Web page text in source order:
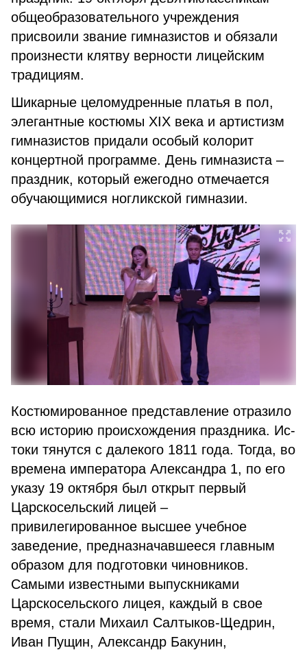
общеобразовательного учреждения
присвоили звание гимназистов и обязали
произнести клятву верности лицейским
традициям.
Шикарные целомудренные платья в пол,
элегантные костюмы ХIХ века и артистизм
гимназистов придали особый колорит
концертной программе. День гимназиста –
праздник, который ежегодно отмечается
обучающимися ногликской гимназии.
Костюмированное представление отразило
всю историю происхождения праздника. Ис-
токи тянутся с далекого 1811 года. Тогда, во
времена императора Александра 1, по его
указу 19 октября был открыт первый
Царскосельский лицей –
привилегированное высшее учебное
заведение, предназначавшееся главным
образом для подготовки чиновников.
Самыми известными выпускниками
Царскосельского лицея, каждый в свое
время, стали Михаил Салтыков-Щедрин,
Иван Пущин, Александр Бакунин,